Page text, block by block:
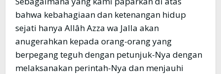
bahwa kebahagiaan dan ketenangan hidup
sejati hanya Allâh Azza wa Jalla akan
anugerahkan kepada orang-orang yang
berpegang teguh dengan petunjuk-Nya dengan
melaksanakan perintah-Nya dan menjauhi